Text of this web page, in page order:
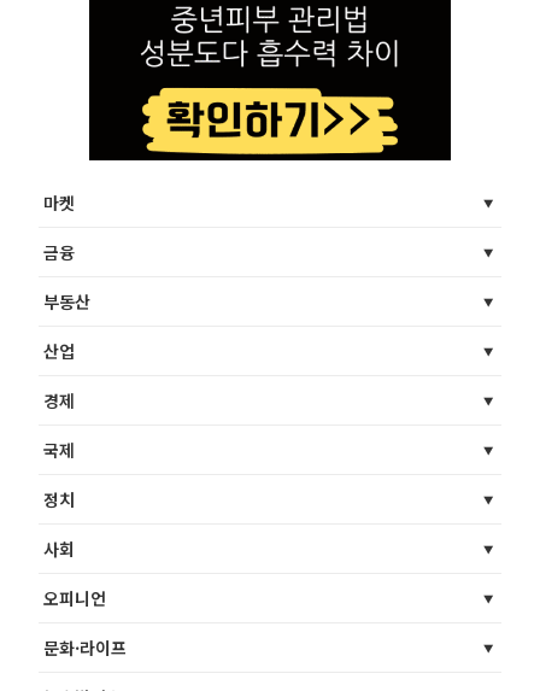
마켓
금융
부동산
산업
경제
국제
정치
사회
오피니언
문화·라이프